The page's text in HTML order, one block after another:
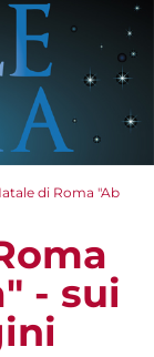
di Roma "Ab
- sui